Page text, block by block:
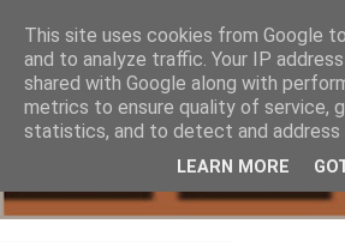
This site uses cookies from Google
and to analyze traffic. Your IP
shared with Google along with
metrics to ensure quality of service,
statistics, and to detect and address
LEARN MORE